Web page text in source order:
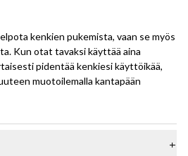
kenkien pukemista, vaan se myös
Kun otat tavaksi käyttää aina
pidentää kenkiesi käyttöikää,
muotoilemalla kantapään